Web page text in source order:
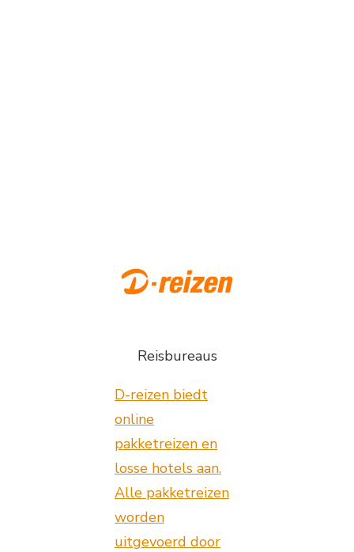
Reisbureaus
D-reizen biedt
online
pakketreizen en
losse hotels aan.
Alle pakketreizen
worden
uitgevoerd door